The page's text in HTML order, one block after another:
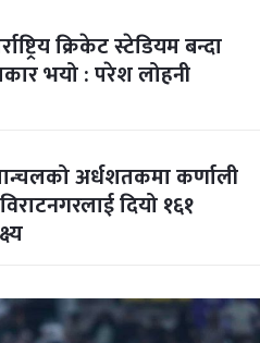
क्रिकेट स्टेडियम बन्दा
भयो : परेश लोहनी
अर्धशतकमा कर्णाली
दियो १६१